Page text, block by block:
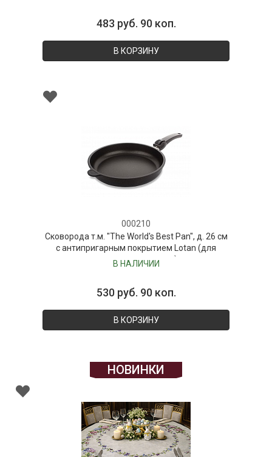
483 руб. 90 коп.
В КОРЗИНУ
000210
Сковорода т.м. "The World's Best Pan", д. 26 см
с антипригарным покрытием Lotan (для
индукционных плит)
В НАЛИЧИИ
530 руб. 90 коп.
В КОРЗИНУ
НОВИНКИ